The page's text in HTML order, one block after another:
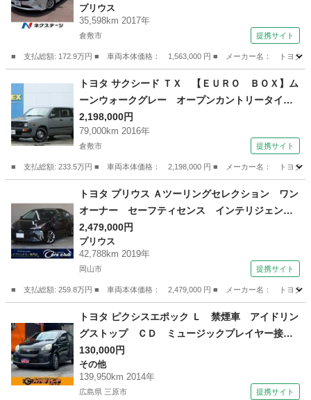
ライト オートエアコン Ｂｌｕｅｔｏｏｔｈ
ＣＤ フルセグ （車検整備付）
プリウス
35,598km 2017年
倉敷市 提携サイト
■ 支払総額: 172.9万円 ■ 車両本体価格： 1,563,000 円 ■ メーカー名： トヨ
プリウス
トヨタ サクシード ＴＸ 【ＥＵＲＯ ＢＯＸ】ム
ーンウォークグレー オープンカントリータイ
ヤ 角目フェイスチェ ドラレコ（フロント）ン
ジ ＥＴＣ クロスカントリー１５インチＡＷ
ブラックシートカバー ＫＥＮＷＯＯＤ７型ナビ
（車検整備付）
2,198,000円
79,000km 2016年
倉敷市 提携サイト
■ 支払総額: 233.5万円 ■ 車両本体価格： 2,198,000 円 ■ メーカー名： トヨタ
トヨタ
トヨタ プリウス Ａツーリングセレクション ワン
オーナー セーフティセンス インテリジェント
クリアランスソナー 純正１７インチＡＷ ＢＳ
Ｍ ＨＵＤ 禁煙車 レーダークルーズ パワー
シート シートヒーター 純正ＳＤナビ バック
2,479,000円
プリウス
42,788km 2019年
岡山市 提携サイト
■ 支払総額: 259.8万円 ■ 車両本体価格： 2,479,000 円 ■ メーカー名： トヨタ
プリウス
トヨタ ピクシスエポック Ｌ 禁煙車 アイドリン
グストップ ＣＤ ミュージックプレイヤー接続
可 キーレスエントリー ＡＷ１４インチ エア
コン パワーウィンドウ パワーステアリング
ＡＢＳ 横滑り防止装置 運転席・助手席エアバ
130,000円
その他
139,950km 2014年
広島県 三原市 提携サイト